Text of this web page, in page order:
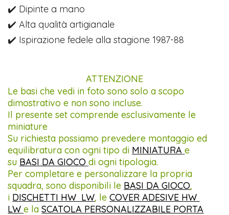
✔️ Dipinte a mano
✔️ Alta qualità artigianale
✔️ Ispirazione fedele alla stagione 1987-88
ATTENZIONE
Le basi che vedi in foto sono solo a scopo
dimostrativo e non sono incluse.
Il presente set comprende esclusivamente le
miniature
Su richiesta possiamo prevedere montaggio ed
equilibratura con ogni tipo di MINIATURA e
su BASI DA GIOCO di ogni tipologia.
Per completare e personalizzare la propria
squadra, sono disponibili le BASI DA GIOCO,
i DISCHETTI HW LW, leCOVER ADESIVE HW
LW e laSCATOLA PERSONALIZZABILE PORTA